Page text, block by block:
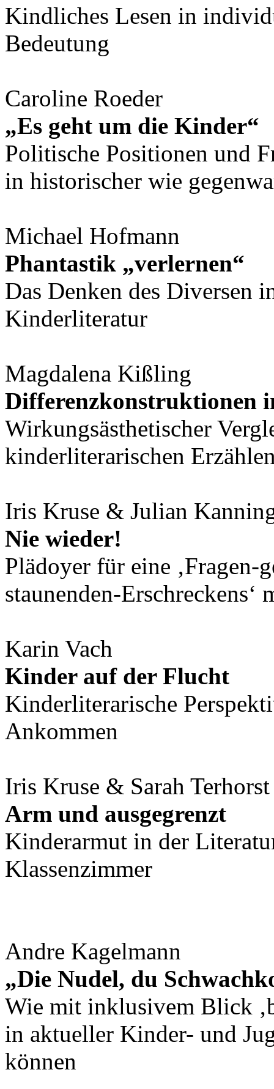
Kindliches Lesen in
Bedeutung
Caroline Roeder
„Es geht um die Kinder“
Politische Positionen und
in historischer wie
Michael Hofmann
Phantastik „verlernen“
Das Denken des Diversen
Kinderliteratur
Magdalena Kißling
Differenzkonstruktionen
Wirkungsästhetischer
kinderliterarischen
Iris Kruse & Julian
Nie wieder!
Plädoyer für eine ‚Fragen-
staunenden-
Karin Vach
Kinder auf der Flucht
Kinderliterarische
Ankommen
Iris Kruse & Sarah Terhorst
Arm und ausgegrenzt
Kinderarmut in der
Klassenzimmer
Andre Kagelmann
„Die Nudel, du
Wie mit inklusivem Blick
in aktueller Kinder- und
können